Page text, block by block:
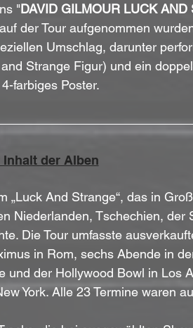
"DAVID GILMOUR LUCK AND
der Tour aufgenommen
Umschlag, darunter
Strange Figur) und ein
farbiges Poster.
Inhalt der Alben
„Luck And Strange“, das in
Niederlanden, Tschechien, der
Die Tour umfasste
in Rom, sechs Abende in
und der Hollywood Bowl in Los
York. Alle 23 Termine waren